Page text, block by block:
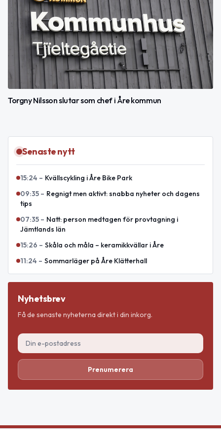
Torgny Nilsson slutar som chef i Åre kommun
Senaste nytt
15:24 – Kvällscykling i Åre Bike Park
09:35 – Regnigt men aktivt: snabba nyheter och dagens
tips
07:35 – Natt: person medtagen för provtagning i
Jämtlands län
15:26 – Skåla och måla – keramikkvällar i Åre
11:24 – Sommarläger på Åre Klätterhall
Nyhetsbrev
Få de senaste nyheterna direkt i din inkorg.
Prenumerera